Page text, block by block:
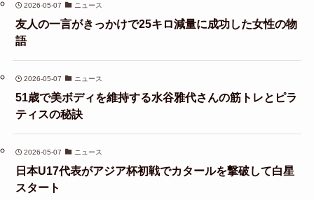
2026-05-07 ニュース
友人の一言がきっかけで25キロ減量に成功した女性の物
語
2026-05-07 ニュース
51歳で美ボディを維持する水谷雅代さんの筋トレとピラ
ティスの秘訣
2026-05-07 ニュース
日本U17代表がアジア杯初戦でカタールを撃破して白星
スタート